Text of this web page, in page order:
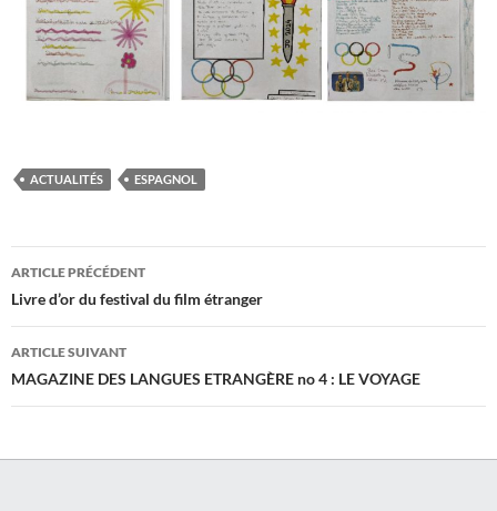
ACTUALITÉS ESPAGNOL
Navigation
des
articles
ARTICLE PRÉCÉDENT
Livre d’or du festival du film étranger
ARTICLE SUIVANT
MAGAZINE DES LANGUES ETRANGÈRE no 4 : LE VOYAGE